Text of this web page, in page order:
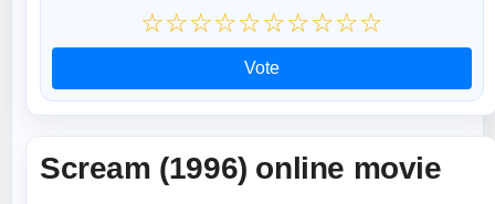
☆☆☆☆☆☆☆☆☆☆
Vote
Scream (1996) online movie